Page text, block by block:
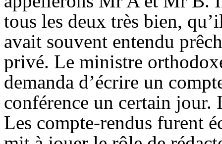
tous les deux très bien,
avait souvent entendu
privé. Le ministre
demanda d’écrire un
conférence un certain
Les compte-rendus furent